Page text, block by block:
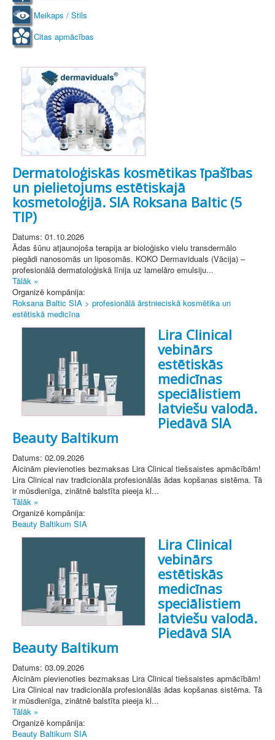
Meikaps / Stils
Citas apmācības
Dermatoloģiskās kosmētikas īpašības
un pielietojums estētiskajā
kosmetoloģijā. SIA Roksana Baltic (5
TIP)
Datums: 01.10.2026
Ādas šūnu atjaunojoša terapija ar bioloģisko vielu transdermālo
piegādi nanosomās un liposomās. KOKO Dermaviduals (Vācija) –
profesionālā dermatoloģiskā līnija uz lamelāro emulsiju...
Tālāk »
Organizē kompānija:
Roksana Baltic SIA > profesionālā ārstnieciskā kosmētika un
estētiskā medicīna
Lira Clinical
vebinārs
estētiskās
medicīnas
speciālistiem
latviešu valodā.
Piedāvā SIA
Beauty Baltikum
Datums: 02.09.2026
Aicinām pievienoties bezmaksas Lira Clinical tiešsaistes apmācībām!
Lira Clinical nav tradicionāla profesionālās ādas kopšanas sistēma. Tā
ir mūsdienīga, zinātnē balstīta pieeja kl...
Tālāk »
Organizē kompānija:
Beauty Baltikum SIA
Lira Clinical
vebinārs
estētiskās
medicīnas
speciālistiem
latviešu valodā.
Piedāvā SIA
Beauty Baltikum
Datums: 03.09.2026
Aicinām pievienoties bezmaksas Lira Clinical tiešsaistes apmācībām!
Lira Clinical nav tradicionāla profesionālās ādas kopšanas sistēma. Tā
ir mūsdienīga, zinātnē balstīta pieeja kl...
Tālāk »
Organizē kompānija:
Beauty Baltikum SIA